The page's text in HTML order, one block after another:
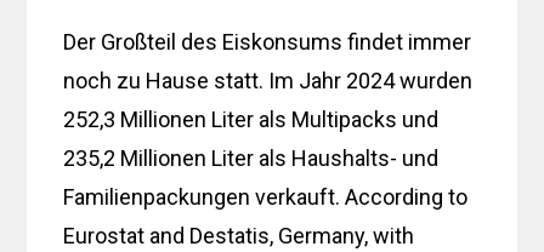
Der Großteil des Eiskonsums findet immer
noch zu Hause statt. Im Jahr 2024 wurden
252,3 Millionen Liter als Multipacks und
235,2 Millionen Liter als Haushalts- und
Familienpackungen verkauft. According to
Eurostat and Destatis, Germany, with